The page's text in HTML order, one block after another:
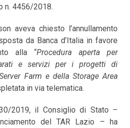
n. 4456/2018.
aveva chiesto l’annullamento
da Banca d’Italia in favore
alla “Procedura aperta per
e servizi per i progetti di
Farm e della Storage Area
in via telematica.
2019, il Consiglio di Stato –
del TAR Lazio – ha